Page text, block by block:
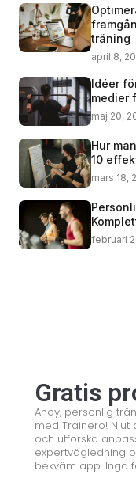
träning
april 8,
Idéer
medier
maj 20,
Hur
10
mars 18,
februari
Gratis
Ahoy, personlig
med Trainero!
och utforska
expertvägledning
bekväm app. Inga